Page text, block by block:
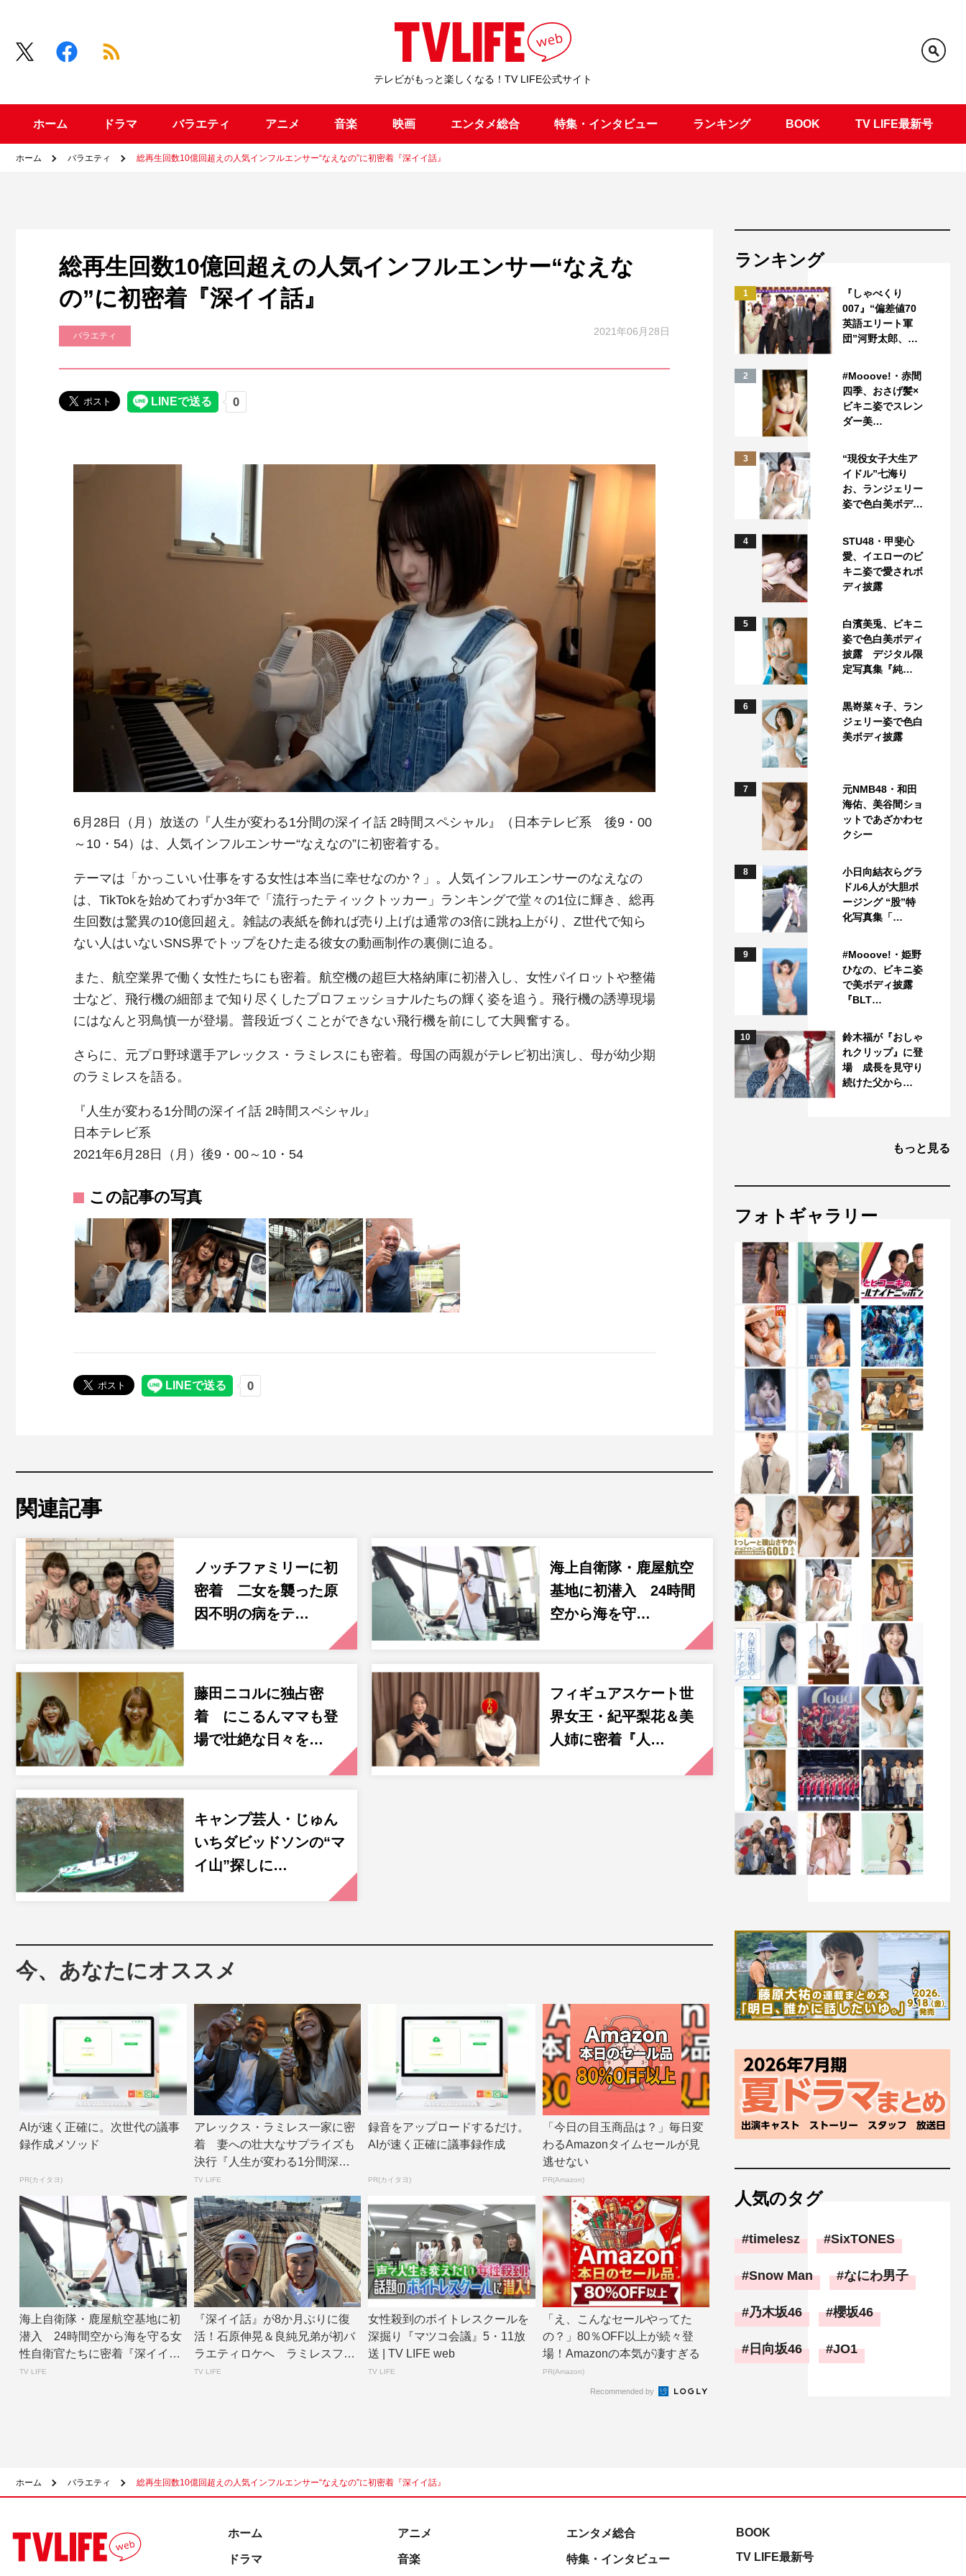
テレビがもっと楽しくなる！TV LIFE公式サイト
ホーム ドラマ バラエティ アニメ 音楽 映画 エンタメ総合 特集・インタビュー ランキング BOOK TV LIFE最新号
ホーム バラエティ 総再生回数10億回超えの人気インフルエンサー“なえなの”に初密着『深イイ話』
総再生回数10億回超えの人気インフルエンサー“なえな
の”に初密着『深イイ話』
バラエティ 2021年06月28日
6月28日（月）放送の『人生が変わる1分間の深イイ話 2時間スペシャル』（日本テレビ系 後9・00
～10・54）は、人気インフルエンサー“なえなの”に初密着する。
テーマは「かっこいい仕事をする女性は本当に幸せなのか？」。人気インフルエンサーのなえなの
は、TikTokを始めてわずか3年で「流行ったティックトッカー」ランキングで堂々の1位に輝き、総再
生回数は驚異の10億回超え。雑誌の表紙を飾れば売り上げは通常の3倍に跳ね上がり、Z世代で知ら
ない人はいないSNS界でトップをひた走る彼女の動画制作の裏側に迫る。
また、航空業界で働く女性たちにも密着。航空機の超巨大格納庫に初潜入し、女性パイロットや整備
士など、飛行機の細部まで知り尽くしたプロフェッショナルたちの輝く姿を追う。飛行機の誘導現場
にはなんと羽鳥慎一が登場。普段近づくことができない飛行機を前にして大興奮する。
さらに、元プロ野球選手アレックス・ラミレスにも密着。母国の両親がテレビ初出演し、母が幼少期
のラミレスを語る。
『人生が変わる1分間の深イイ話 2時間スペシャル』
日本テレビ系
2021年6月28日（月）後9・00～10・54
この記事の写真
関連記事
ノッチファミリーに初
密着 二女を襲った原
因不明の病をテ…
海上自衛隊・鹿屋航空
基地に初潜入 24時間
空から海を守…
藤田ニコルに独占密
着 にこるんママも登
場で壮絶な日々を…
フィギュアスケート世
界女王・紀平梨花＆美
人姉に密着『人…
キャンプ芸人・じゅん
いちダビッドソンの“マ
イ山”探しに…
今、あなたにオススメ
AIが速く正確に。次世代の議事
録作成メソッド
PR(カイタヨ)
アレックス・ラミレス一家に密
着 妻への壮大なサプライズも
決行『人生が変わる1分間深イ
イ話』 | TV...
TV LIFE
録音をアップロードするだけ。
AIが速く正確に議事録作成
PR(カイタヨ)
「今日の目玉商品は？」毎日変
わるAmazonタイムセールが見
逃せない
PR(Amazon)
海上自衛隊・鹿屋航空基地に初
潜入 24時間空から海を守る女
性自衛官たちに密着『深イイ
話』 | TV ...
TV LIFE
『深イイ話』が8か月ぶりに復
活！石原伸晃＆良純兄弟が初バ
ラエティロケへ ラミレスファ
ミリーの長期密着...
TV LIFE
女性殺到のボイトレスクールを
深掘り『マツコ会議』5・11放
送 | TV LIFE web
TV LIFE
「え、こんなセールやってた
の？」80％OFF以上が続々登
場！Amazonの本気が凄すぎる
PR(Amazon)
Recommended by
ランキング
1
『しゃべくり
007』“偏差値70
英語エリート軍
団”河野太郎、…
2
#Mooove!・赤間
四季、おさげ髪×
ビキニ姿でスレン
ダー美…
3
“現役女子大生ア
イドル”七海り
お、ランジェリー
姿で色白美ボデ…
4
STU48・甲斐心
愛、イエローのビ
キニ姿で愛されボ
ディ披露
5
白濱美兎、ビキニ
姿で色白美ボディ
披露 デジタル限
定写真集『純…
6
黒嵜菜々子、ラン
ジェリー姿で色白
美ボディ披露
7
元NMB48・和田
海佑、美谷間ショ
ットであざかわセ
クシー
8
小日向結衣らグラ
ドル6人が大胆ポ
ージング “股”特
化写真集「…
9
#Mooove!・姫野
ひなの、ビキニ姿
で美ボディ披露
『BLT…
10
鈴木福が『おしゃ
れクリップ』に登
場 成長を見守り
続けた父から…
もっと見る
フォトギャラリー
人気のタグ
timelesz SixTONES
Snow Man なにわ男子
乃木坂46 櫻坂46
日向坂46 JO1
ホーム バラエティ 総再生回数10億回超えの人気インフルエンサー“なえなの”に初密着『深イイ話』
ホーム
ドラマ
アニメ
音楽
エンタメ総合
特集・インタビュー
BOOK
TV LIFE最新号